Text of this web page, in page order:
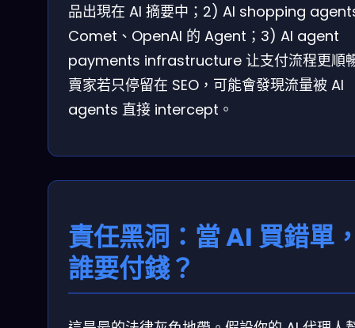
品出現在 AI 摘要中；2) AI shopping
Comet、OpenAI 的 Agent；3) AI agent
payments infrastructure 让支付流程更順
賣家若只停留在 SEO，可能會發現流量被 AI
agents 直接 intercept。
責任黑洞：當 AI 買錯單
誰要付錢？